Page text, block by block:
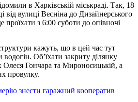
в Харківській міськраді. Так, 18
від вулиці Весніна до Дизайнерського
проїхати з 6:00 суботи до опівночі
кажуть, що в цей час тут
Об’їхати закриту ділянку
Гончара та Мироносицькій, а
провулку.
знести гаражний кооператив